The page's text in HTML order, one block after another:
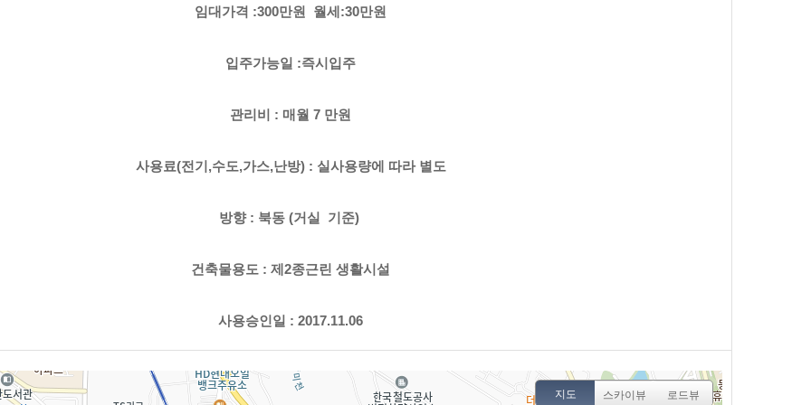
임대가격 :300만원 월세:30만원
입주가능일 :즉시입주
관리비 : 매월 7 만원
사용료(전기,수도,가스,난방) : 실사용량에 따라 별도
방향 : 북동 (거실 기준)
건축물용도 : 제2종근린 생활시설
사용승인일 : ​2017.11.06
지도 스카이뷰 로드뷰